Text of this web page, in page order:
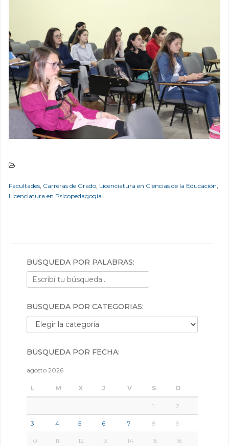
Facultades Carreras de Grado Licenciatura en Ciencias de la Educación
Licenciatura en Psicopedagogía
BÚSQUEDA POR PALABRAS:
BÚSQUEDA POR CATEGORÍAS:
Búsqueda por categorías:
BÚSQUEDA POR FECHA:
agosto 2026
L M X J V S D
1 2
3 4 5 6 7 8 9
10 11 12 13 14 15 16